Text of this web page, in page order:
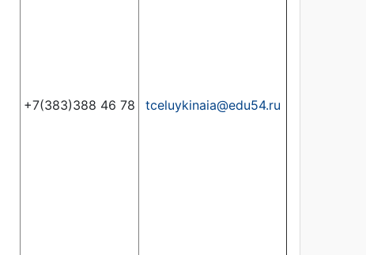
+7(383)388 46 78 tceluykinaia@edu54.ru